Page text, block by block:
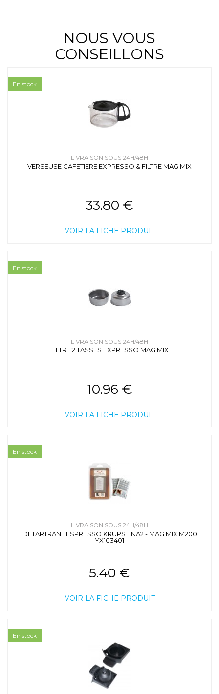
NOUS VOUS
CONSEILLONS
LIVRAISON SOUS 24H/48H
VERSEUSE CAFETIERE EXPRESSO & FILTRE MAGIMIX
33.80 €
VOIR LA FICHE PRODUIT
En stock
LIVRAISON SOUS 24H/48H
FILTRE 2 TASSES EXPRESSO MAGIMIX
10.96 €
VOIR LA FICHE PRODUIT
En stock
LIVRAISON SOUS 24H/48H
DETARTRANT ESPRESSO KRUPS FNA2 - MAGIMIX M200
YX103401
5.40 €
VOIR LA FICHE PRODUIT
En stock
En stock